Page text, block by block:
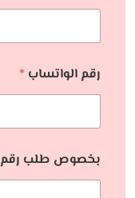
رقم الواتساب *
بخصوص طلب رقم